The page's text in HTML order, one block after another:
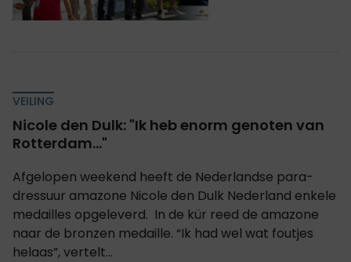
VEILING
Nicole den Dulk: "Ik heb enorm genoten van
Rotterdam..."
Afgelopen weekend heeft de Nederlandse para-
dressuur amazone Nicole den Dulk Nederland enkele
medailles opgeleverd. In de kür reed de amazone
naar de bronzen medaille. “Ik had wel wat foutjes
helaas”, vertelt...